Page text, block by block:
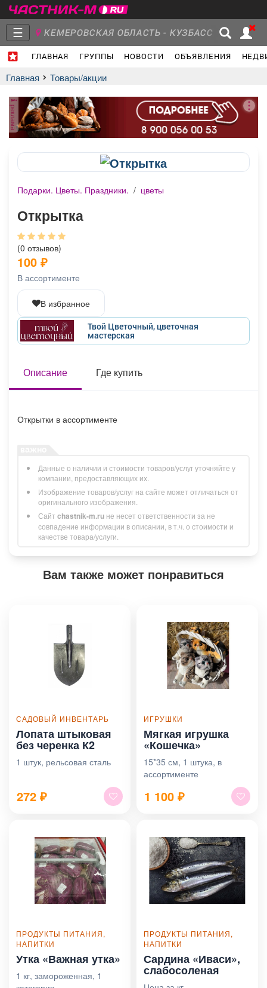
☰ КЕМЕРОВСКАЯ ОБЛАСТЬ - КУЗБАСС
ГЛАВНАЯ ГРУППЫ НОВОСТИ ОБЪЯВЛЕНИЯ
Главная
Объявления Недвижимость Услуги
Афиша
Товары Поздравления
Главная Товары/акции
реклама
Подарки. Цветы. Праздники. / цветы
Открытка
(0 отзывов)
100 ₽
В ассортименте
В избранное
Твой Цветочный, цветочная
мастерская
Описание Где купить
Открытки в ассортименте
Данные о наличии и стоимости товаров/услуг уточняйте у
компании, предоставляющих их.
Изображение товаров/услуг на сайте может отличаться от
оригинального изображения.
Сайт chastnik-m.ru не несет ответственности за не
совпадение информации в описании, в т.ч. о стоимости и
качестве товара/услуги.
Вам также может понравиться
САДОВЫЙ ИНВЕНТАРЬ
Лопата штыковая
без черенка К2
1 штук, рельсовая сталь
272 ₽
ИГРУШКИ
Мягкая игрушка
«Кошечка»
15*35 см, 1 штука, в
ассортименте
1 100 ₽
ПРОДУКТЫ ПИТАНИЯ,
НАПИТКИ
Утка «Важная утка»
1 кг, замороженная, 1
ПРОДУКТЫ ПИТАНИЯ,
НАПИТКИ
Сардина «Иваси»,
слабосоленая